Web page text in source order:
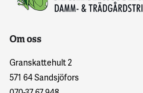
Om oss
Granskattehult 2
571 64 Sandsjöfors